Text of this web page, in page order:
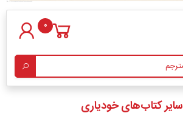
0
سایر کتاب‌های خودیاری